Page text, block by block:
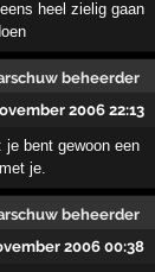
heel zielig gaan
2006 22:13
bent gewoon een
je.
2006 00:38